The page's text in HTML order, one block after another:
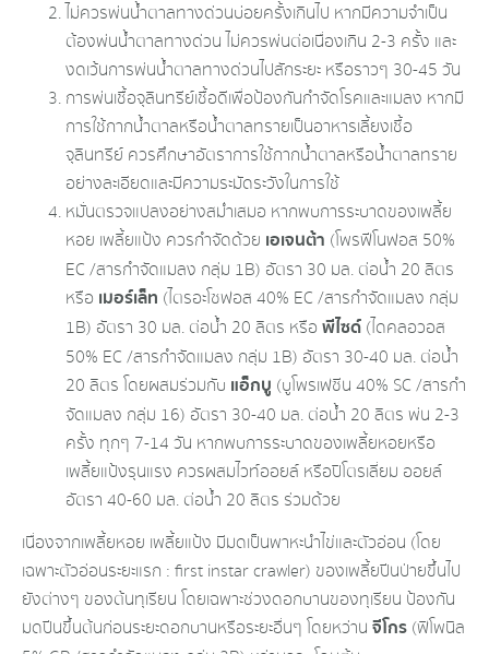
ไม่ควรพ่นน้ำตาลทางด่วนบ่อยครั้งเกินไป หากมีความจำเป็น
ต้องพ่นน้ำตาลทางด่วน ไม่ควรพ่นต่อเนื่องเกิน 2-3 ครั้ง และ
งดเว้นการพ่นน้ำตาลทางด่วนไปสักระยะ หรือราวๆ 30-45 วัน
การพ่นเชื้อจุลินทรีย์​เชื้อดีเพื่อป้องกันกำจัดโรคและแมลง หากมี
การใช้กากน้ำตาลหรือน้ำตาลทรายเป็นอาหารเลี้ยงเชื้อ
จุลินทรีย์​ ควรศึกษาอัตราการใช้​กากน้ำตาลหรือน้ำตาลทราย
อย่างละเอียด​และมีความระมัดระวัง​ในการใช้
หมั่นตรวจแปลงอย่างสม่ำเสมอ หากพบการระบาดของเพลี้ย
หอย เพลี้ยแป้ง ควรกำจัดด้วย เอเจนต้า (โพรฟีโนฟอส 50%
EC /สารกำจัดแมลง กลุ่ม 1B) อัตรา 30 มล. ต่อน้ำ 20 ลิตร
หรือ เมอร์เล็ท (ไตรอะโซฟอส 40% EC /สารกำจัดแมลง กลุ่ม
1B) อัตรา 30 มล. ต่อน้ำ 20 ลิตร หรือ พีไซด์ (ไดคลอวอส
50% EC /สา​รกำจัดแมลง​ กลุ่ม​ 1B)​ อัตรา 30-40 มล. ต่อน้ำ
20 ลิตร โดยผสมร่วมกับ แอ็กบู (บูโพรเฟซีน​ 40% SC /สา​รกำ
จัดแมลง​ กลุ่ม 16) อัตรา 30-40​ มล. ต่อน้ำ 20 ลิตร พ่น​ 2-3​
ครั้ง​ ทุก​ๆ​ 7-14 วัน​ หากพบการระบาดของเพลี้ยหอยหรือ
เพลี้ยแป้งรุนแรง ควรผสมไวท์ออยล์ หรือปิโตรเลี่ยม ออยล์
อัตรา 40-60 มล. ต่อน้ำ 20 ลิตร ร่วมด้วย
เนื่องจากเพลี้ยหอย เพลี้ยแป้ง​ มีมดเป็นพาหะนำไข่และตัวอ่อน (โดย
เฉพาะตัวอ่อนระยะแรก : first instar crawler) ของเพลี้ยปีนป่าย​ขึ้นไป
ยังต่างๆ ของต้นทุเรียน โดยเฉพาะ​ช่วงดอกบานของทุเรียน ป้องกัน
มดปีนขึ้นต้นก่อนระยะดอกบานหรือระยะอื่นๆ โดยหว่าน จีโกร (ฟิโพนิล